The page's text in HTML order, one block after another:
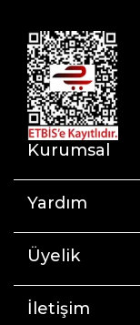
Kurumsal
Yardım
Üyelik
İletişim